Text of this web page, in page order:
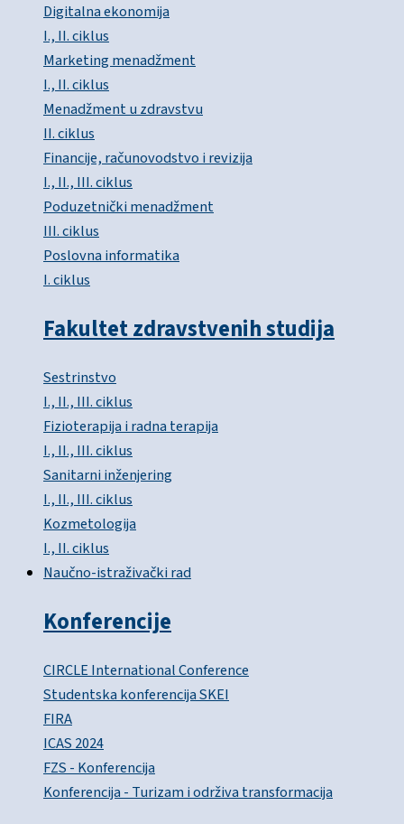
Digitalna ekonomija
I., II. ciklus
Marketing menadžment
I., II. ciklus
Menadžment u zdravstvu
II. ciklus
Financije, računovodstvo i revizija
I., II., III. ciklus
Poduzetnički menadžment
III. ciklus
Poslovna informatika
I. ciklus
Fakultet zdravstvenih studija
Sestrinstvo
I., II., III. ciklus
Fizioterapija i radna terapija
I., II., III. ciklus
Sanitarni inženjering
I., II., III. ciklus
Kozmetologija
I., II. ciklus
Naučno-istraživački rad
Konferencije
CIRCLE International Conference
Studentska konferencija SKEI
FIRA
ICAS 2024
FZS - Konferencija
Konferencija - Turizam i održiva transformacija